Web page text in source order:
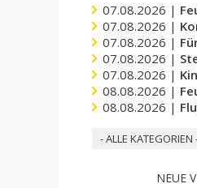
07.08.2026 |
07.08.2026 |
07.08.2026 |
07.08.2026 |
07.08.2026 |
08.08.2026 |
08.08.2026 |
- ALLE KATEGORIEN
NEUE